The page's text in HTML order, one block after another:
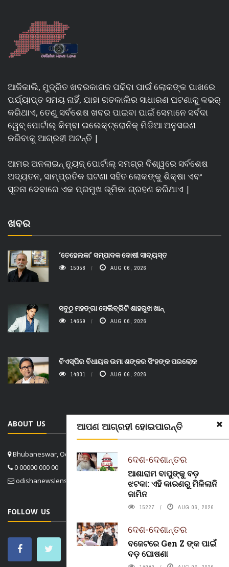
ଆପଣ ଆଗ୍ରହୀ ହୋଇପାରନ୍ତି
ଦେଶ-ଦେଶାନ୍ତର
ଆଶାରାମ ବାପୁଙ୍କୁ ବଡ଼
ଝଟକା: ଏହି କାରଣରୁ ମିଳିଲାନି
ଜାମିନ
15227 AUG 06, 2026
ଦେଶ-ଦେଶାନ୍ତର
ବଜେଟରେ Gen Z ଙ୍କ ପାଇଁ
ବଡ଼ ଘୋଷଣା
ଆଜିକାଲି, ମୁଦ୍ରିତ ଖବରକାଗଜ ପଢିବା ପାଇଁ ଲୋକଙ୍କ ପାଖରେ
ପର୍ଯ୍ୟାପ୍ତ ସମୟ ନାହିଁ, ଯାହା ଗତକାଲିର ସାଧାରଣ ଘଟଣାକୁ କଭର୍
କରିଥାଏ, ତେଣୁ ସର୍ବଶେଷ ଖବର ପାଇବା ପାଇଁ ସେମାନେ ସର୍ବଦା
ୱେବ୍ ପୋର୍ଟାଲ୍ କିମ୍ବା ଇଲେକ୍ଟ୍ରୋନିକ୍ ମିଡିଆ ଅନୁସରଣ
କରିବାକୁ ଆଗ୍ରହୀ ଅଟନ୍ତି |
ଆମର ଅନଲାଇନ୍ ନ୍ୟୁଜ୍ ପୋର୍ଟାଲ୍ ସମଗ୍ର ବିଶ୍ୱରେ ସର୍ବଶେଷ
ଅଦ୍ୟତନ, ସାମ୍ପ୍ରତିକ ଘଟଣା ସହିତ ଲୋକଙ୍କୁ ଶିକ୍ଷା ଏବଂ
ସୂଚନା ଦେବାରେ ଏକ ପ୍ରମୁଖ ଭୂମିକା ଗ୍ରହଣ କରିଥାଏ |
ଖବର
‘ତେହେଲକା’ ସମ୍ପାଦକ ଦୋଷୀ ସାବ୍ୟସ୍ତ
15058 AUG 06, 2026
ସବୁଠୁ ମହଙ୍ଗା ସେଲିବ୍ରିଟି ଶାହରୁଖ ଖାନ୍
14659 AUG 06, 2026
ବିଏସ୍‌ପିର ବିଧାୟକ ଉମା ଶଙ୍କର ସିଂହଙ୍କ ପରଲୋକ
14831 AUG 06, 2026
ABOUT US
Bhubaneswar, Odisha, India
0 00000 000 00
odishanewslens@gmail.com
FOLLOW US